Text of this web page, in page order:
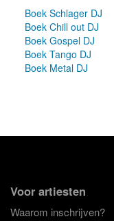
Boek Schlager DJ
Boek Chill out DJ
Boek Gospel DJ
Boek Tango DJ
Boek Metal DJ
Voor artiesten
Waarom inschrijven?